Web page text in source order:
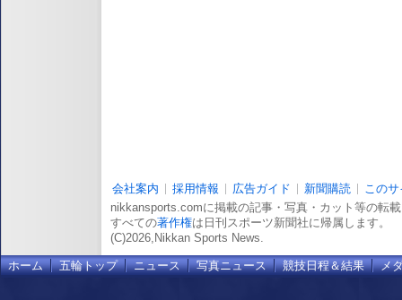
会社案内 採用情報 広告ガイド 新聞購読
この
nikkansports.comに掲載の記事・写真・カット等の転
すべての著作権は日刊スポーツ新聞社に帰属します。
(C)2026,Nikkan Sports News.
ホーム 五輪トップ ニュース 写真ニュース 競技日程＆結果 メ